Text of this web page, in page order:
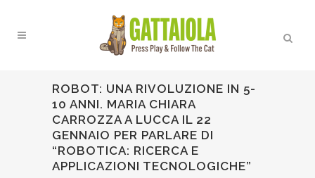
ROBOT: UNA RIVOLUZIONE IN 5-
10 ANNI. MARIA CHIARA
CARROZZA A LUCCA IL 22
GENNAIO PER PARLARE DI
“ROBOTICA: RICERCA E
APPLICAZIONI TECNOLOGICHE”